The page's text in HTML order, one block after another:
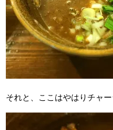
それと、ここはやはりチャ